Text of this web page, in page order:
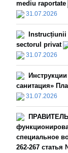
mediu raportate
31.07.2026
sectorul privat
31.07.2026
санитация»
31.07.2026
специальное
262-267